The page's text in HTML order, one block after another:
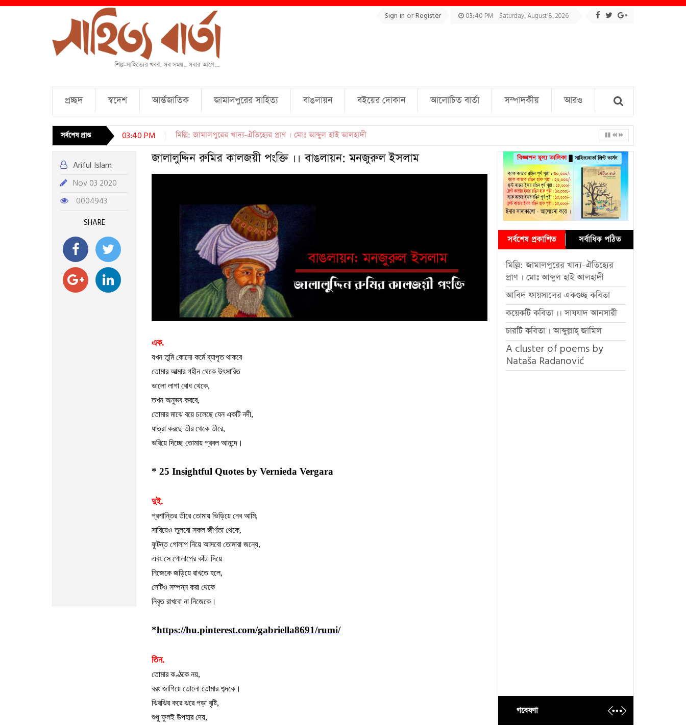
Sign in orRegister 03:40 PM Saturday, August 8, 2026
প্রচ্ছদ স্বদেশ আর্ন্তজাতিক জামালপুরের সাহিত্য বাঙলায়ন বইয়ের দোকান আলোচিত বার্তা সম্পাদকীয় আরও
সর্বশেষ প্রাপ্ত 03:40 PM চারটি কবিতা । আব্দুল্লাহ্ জামিল
Ariful Islam
Nov 03 2020
0004943
SHARE
জালালুদ্দিন রুমির কালজয়ী পংক্তি ।। বাঙলায়ন: মনজুরুল ইসলাম
এক.
যখন তুমি কোনো কর্মে ব্যাপৃত থাকবে
তোমার আত্মার গহীন থেকে উৎসারিত
ভালো লাগা বোধ থেকে,
তখন অনুভব করবে,
তোমার মাঝে বয়ে চলেছে যেন একটি নদী,
যাত্রা করছে তীর থেকে তীরে,
ভরিয়ে দিচ্ছে তোমায় প্রবল আনন্দে।
* 25 Insightful Quotes by Vernieda Vergara
দুই.
প্রশান্তির তীরে তোমায় ভিড়িয়ে নেব আমি,
সারিয়েও তুলবো সকল জীর্ণতা থেকে,
ফুটন্ত গোলাপ নিয়ে আসবো তোমারা জন্যে,
এবং সে গোলাপের কাঁটা দিয়ে
নিজেকে জড়িয়ে রাখতে হলে,
সেটিও সম্পন্ন করা থেকে
নিবৃত রাখবো না নিজেকে।
*https://hu.pinterest.com/gabriella8691/rumi/
তিন.
তোমার কণ্ঠকে নয়,
বরং জাগিয়ে তোলো তোমার শব্দকে।
ঝিরঝির করে ঝরে পড়া বৃষ্টি,
শুধু ফুলই উপহার দেয়,
সর্বশেষ প্রকাশিত সর্বাধিক পঠিত
মিল্লি: জামালপুরের খাদ্য-ঐতিহ্যের
প্রাণ । মোঃ আব্দুল হাই আলহাদী
আবিদ ফায়সালের একগুচ্ছ কবিতা
কয়েকটি কবিতা ।। সাযযাদ আনসারী
চারটি কবিতা । আব্দুল্লাহ্ জামিল
A cluster of poems by
Nataša Radanović
গবেষণা